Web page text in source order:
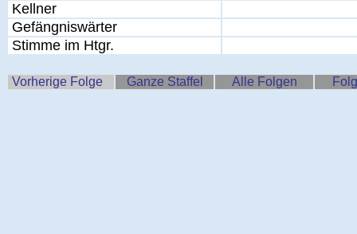
Kellner
Gefängniswärter
Stimme im Htgr.
Vorherige Folge Ganze Staffel Alle Folgen